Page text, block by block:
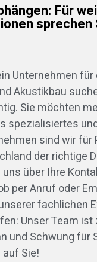
Für
sprechen
Unternehmen für
Akustikbau
Sie möchten
spezialisiertes
sind wir für
der richtige
über Ihre
per Anruf oder
fachlichen
Unser Team
und Schwung für
Sie!